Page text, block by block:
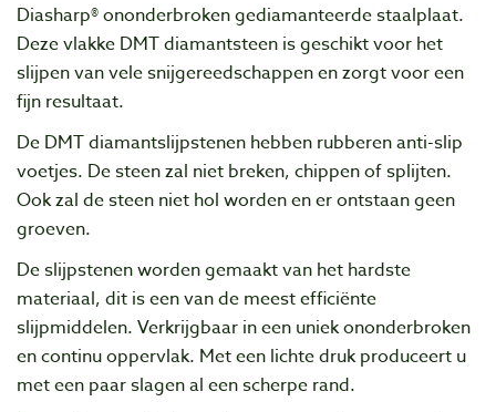
Diasharp® ononderbroken gediamanteerde staalplaat.
Deze vlakke DMT diamantsteen is geschikt voor het
slijpen van vele snijgereedschappen en zorgt voor een
fijn resultaat.
De DMT diamantslijpstenen hebben rubberen anti-slip
voetjes. De steen zal niet breken, chippen of splijten.
Ook zal de steen niet hol worden en er ontstaan geen
groeven.
De slijpstenen worden gemaakt van het hardste
materiaal, dit is een van de meest efficiënte
slijpmiddelen. Verkrijgbaar in een uniek ononderbroken
en continu oppervlak. Met een lichte druk produceert u
met een paar slagen al een scherpe rand.